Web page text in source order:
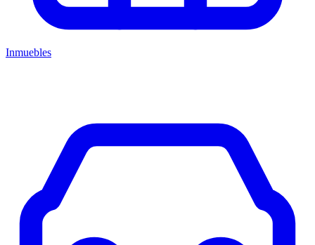
Inmuebles